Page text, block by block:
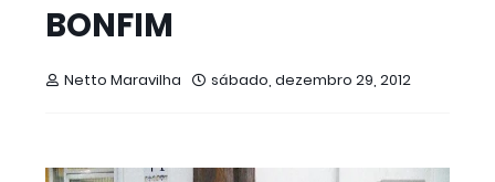
BONFIM
Netto Maravilha sábado, dezembro 29, 2012